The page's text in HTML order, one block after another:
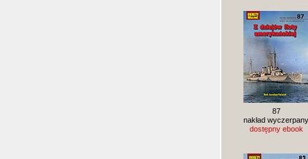
87
nakład wyczerpany
dostępny ebook